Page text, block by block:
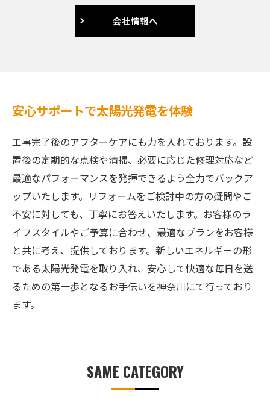
会社情報へ
安心サポートで太陽光発電を体験
工事完了後のアフターケアにも力を入れております。設
置後の定期的な点検や清掃、必要に応じた修理対応など
最適なパフォーマンスを発揮できるよう全力でバックア
ップいたします。リフォームをご検討中の方の疑問やご
不安に対しても、丁寧にお答えいたします。お客様のラ
イフスタイルやご予算に合わせ、最適なプランをお客様
と共に考え、提供しております。新しいエネルギーの形
である太陽光発電を取り入れ、安心して快適な毎日を送
るための第一歩となるお手伝いを神奈川にて行っており
ます。
SAME CATEGORY